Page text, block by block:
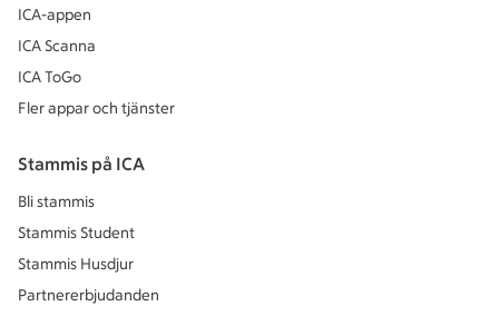
ICA-appen
ICA Scanna
ICA ToGo
Fler appar och tjänster
Stammis på ICA
Bli stammis
Stammis Student
Stammis Husdjur
Partnererbjudanden